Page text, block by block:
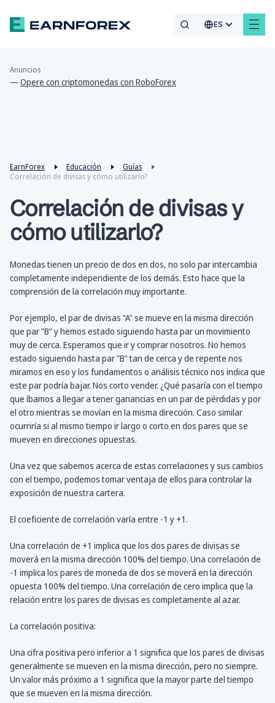
ES
Anuncios
— Opere con criptomonedas con RoboForex
EarnForex Educación
Guías
Correlación de divisas y cómo utilizarlo?
Correlación de divisas y
cómo utilizarlo?
Monedas tienen un precio de dos en dos, no solo par intercambia
completamente independiente de los demás. Esto hace que la
comprensión de la correlación muy importante.
Por ejemplo, el par de divisas "A" se mueve en la misma dirección
que par "B" y hemos estado siguiendo hasta par un movimiento
muy de cerca. Esperamos que ir y comprar nosotros. No hemos
estado siguiendo hasta par "B" tan de cerca y de repente nos
miramos en eso y los fundamentos o análisis técnico nos indica que
este par podría bajar. Nos corto vender. ¿Qué pasaría con el tiempo
que íbamos a llegar a tener ganancias en un par de pérdidas y por
el otro mientras se movían en la misma dirección. Caso similar
ocurriría si al mismo tiempo ir largo o corto en dos pares que se
mueven en direcciones opuestas.
Una vez que sabemos acerca de estas correlaciones y sus cambios
con el tiempo, podemos tomar ventaja de ellos para controlar la
exposición de nuestra cartera.
El coeficiente de correlación varía entre -1 y +1.
Una correlación de +1 implica que los dos pares de divisas se
moverá en la misma dirección 100% del tiempo. Una correlación de
-1 implica los pares de moneda de dos se moverá en la dirección
opuesta 100% del tiempo. Una correlación de cero implica que la
relación entre los pares de divisas es completamente al azar.
La correlación positiva:
Una cifra positiva pero inferior a 1 significa que los pares de divisas
generalmente se mueven en la misma dirección, pero no siempre.
Un valor más próximo a 1 significa que la mayor parte del tiempo
que se mueven en la misma dirección.